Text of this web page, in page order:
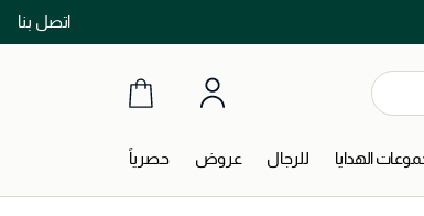
اتصل بنااشتري الآن و ادفع لاحقاً مع تابي و تمارا!
الهدايا للرجال عروض حصرياً